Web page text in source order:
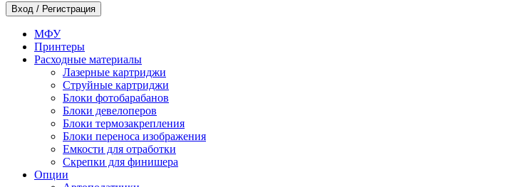
Вход / Регистрация
МФУ
Принтеры
Расходные материалы
Лазерные картриджи
Струйные картриджи
Блоки фотобарабанов
Блоки девелоперов
Блоки термозакрепления
Блоки переноса изображения
Емкости для отработки
Скрепки для финишера
Опции